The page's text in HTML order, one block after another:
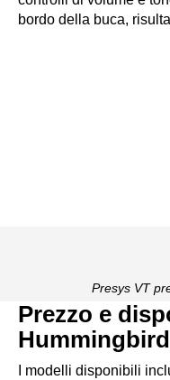
bordo della buca,
Presys VT
Prezzo e
Hummingbird
I modelli disponibili